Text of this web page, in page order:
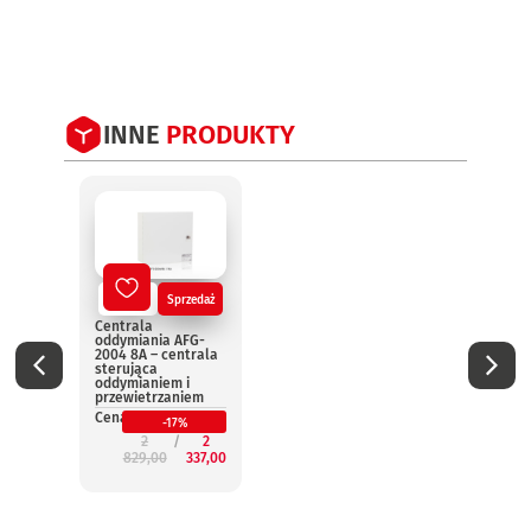
INNE PRODUKTY
Nowy Sprzedaż
Centrala
oddymiania AFG-
2004 8A – centrala
sterująca
oddymianiem i
przewietrzaniem
Cena:
-17%
2
829,00
2
337,00